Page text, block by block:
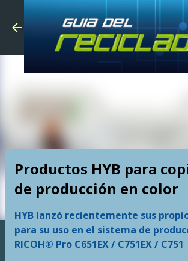
Productos HYB para
de producción en color
HYB lanzó recientemente sus
para su uso en el sistema de
RICOH® Pro C651EX / C751EX / C751